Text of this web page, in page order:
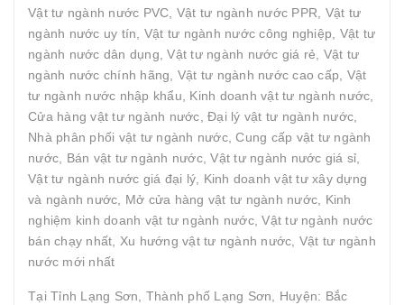
Vật tư ngành nước PVC, Vật tư ngành nước PPR, Vật tư
ngành nước uy tín, Vật tư ngành nước công nghiệp, Vật tư
ngành nước dân dụng, Vật tư ngành nước giá rẻ, Vật tư
ngành nước chính hãng, Vật tư ngành nước cao cấp, Vật
tư ngành nước nhập khẩu, Kinh doanh vật tư ngành nước,
Cửa hàng vật tư ngành nước, Đại lý vật tư ngành nước,
Nhà phân phối vật tư ngành nước, Cung cấp vật tư ngành
nước, Bán vật tư ngành nước, Vật tư ngành nước giá sỉ,
Vật tư ngành nước giá đại lý, Kinh doanh vật tư xây dựng
và ngành nước, Mở cửa hàng vật tư ngành nước, Kinh
nghiệm kinh doanh vật tư ngành nước, Vật tư ngành nước
bán chạy nhất, Xu hướng vật tư ngành nước, Vật tư ngành
nước mới nhất
Tại Tỉnh Lạng Sơn, Thành phố Lạng Sơn, Huyện: Bắc